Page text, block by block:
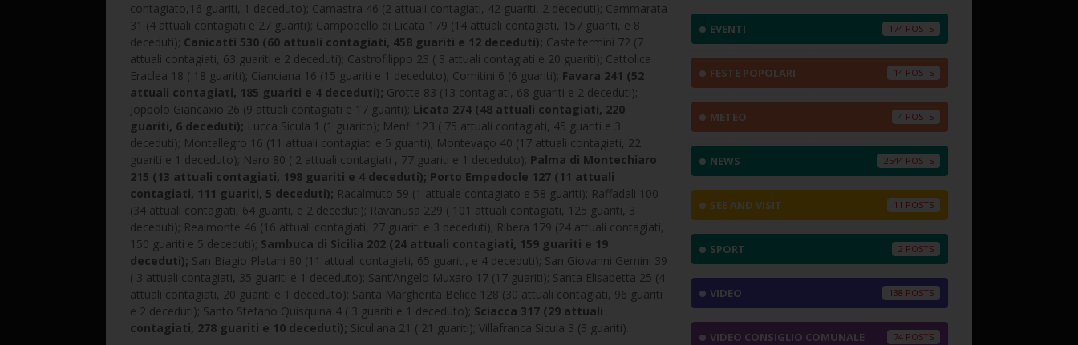
contagiato,16 guariti, 1 deceduto); Camastra 46 (2 attuali contagiati, 42 guariti, 2 deceduti); Cammarata
31 (4 attuali contagiati e 27 guariti); Campobello di Licata 179 (14 attuali contagiati, 157 guariti, e 8
deceduti); Canicattì 530 (60 attuali contagiati, 458 guariti e 12 deceduti); Casteltermini 72 (7
attuali contagiati, 63 guariti e 2 deceduti); Castrofilippo 23 ( 3 attuali contagiati e 20 guariti); Cattolica
Eraclea 18 ( 18 guariti); Cianciana 16 (15 guariti e 1 deceduto); Comitini 6 (6 guariti); Favara 241 (52
attuali contagiati, 185 guariti e 4 deceduti); Grotte 83 (13 contagiati, 68 guariti e 2 deceduti);
Joppolo Giancaxio 26 (9 attuali contagiati e 17 guariti); Licata 274 (48 attuali contagiati, 220
guariti, 6 deceduti); Lucca Sicula 1 (1 guarito); Menfi 123 ( 75 attuali contagiati, 45 guariti e 3
deceduti); Montallegro 16 (11 attuali contagiati e 5 guariti); Montevago 40 (17 attuali contagiati, 22
guariti e 1 deceduto); Naro 80 ( 2 attuali contagiati , 77 guariti e 1 deceduto); Palma di Montechiaro
215 (13 attuali contagiati, 198 guariti e 4 deceduti); Porto Empedocle 127 (11 attuali
contagiati, 111 guariti, 5 deceduti); Racalmuto 59 (1 attuale contagiato e 58 guariti); Raffadali 100
(34 attuali contagiati, 64 guariti, e 2 deceduti); Ravanusa 229 ( 101 attuali contagiati, 125 guariti, 3
deceduti); Realmonte 46 (16 attuali contagiati, 27 guariti e 3 deceduti); Ribera 179 (24 attuali contagiati,
150 guariti e 5 deceduti); Sambuca di Sicilia 202 (24 attuali contagiati, 159 guariti e 19
deceduti); San Biagio Platani 80 (11 attuali contagiati, 65 guariti, e 4 deceduti); San Giovanni Gemini 39
( 3 attuali contagiati, 35 guariti e 1 deceduto); Sant’Angelo Muxaro 17 (17 guariti); Santa Elisabetta 25 (4
attuali contagiati, 20 guariti e 1 deceduto); Santa Margherita Belice 128 (30 attuali contagiati, 96 guariti
e 2 deceduti); Santo Stefano Quisquina 4 ( 3 guariti e 1 deceduto); Sciacca 317 (29 attuali
contagiati, 278 guariti e 10 deceduti); Siculiana 21 ( 21 guariti); Villafranca Sicula 3 (3 guariti).
EVENTI 174
FESTE POPOLARI 14
METEO 4
NEWS 2544
SEE AND VISIT 11
SPORT 2
VIDEO 138
VIDEO CONSIGLIO COMUNALE 74